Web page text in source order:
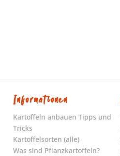
Informationen
Kartoffeln anbauen Tipps und
Tricks
Kartoffelsorten (alle)
Was sind Pflanzkartoffeln?